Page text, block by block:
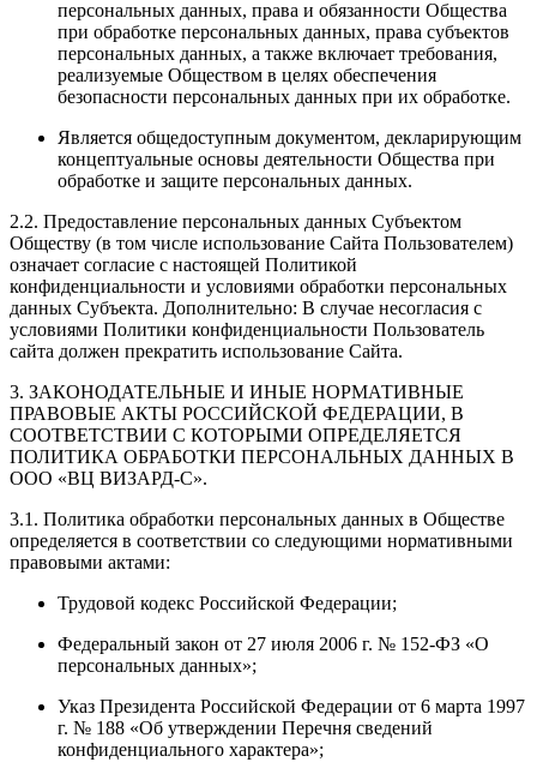
персональных данных, права и обязанности Общества
при обработке персональных данных, права субъектов
персональных данных, а также включает требования,
реализуемые Обществом в целях обеспечения
безопасности персональных данных при их обработке.
Является общедоступным документом, декларирующим
концептуальные основы деятельности Общества при
обработке и защите персональных данных.
2.2. Предоставление персональных данных Субъектом
Обществу (в том числе использование Сайта Пользователем)
означает согласие с настоящей Политикой
конфиденциальности и условиями обработки персональных
данных Субъекта. Дополнительно: В случае несогласия с
условиями Политики конфиденциальности Пользователь
сайта должен прекратить использование Сайта.
3. ЗАКОНОДАТЕЛЬНЫЕ И ИНЫЕ НОРМАТИВНЫЕ
ПРАВОВЫЕ АКТЫ РОССИЙСКОЙ ФЕДЕРАЦИИ, В
СООТВЕТСТВИИ С КОТОРЫМИ ОПРЕДЕЛЯЕТСЯ
ПОЛИТИКА ОБРАБОТКИ ПЕРСОНАЛЬНЫХ ДАННЫХ В
ООО «ВЦ ВИЗАРД-С».
3.1. Политика обработки персональных данных в Обществе
определяется в соответствии со следующими нормативными
правовыми актами:
Трудовой кодекс Российской Федерации;
Федеральный закон от 27 июля 2006 г. № 152-ФЗ «О
персональных данных»;
Указ Президента Российской Федерации от 6 марта 1997
г. № 188 «Об утверждении Перечня сведений
конфиденциального характера»;